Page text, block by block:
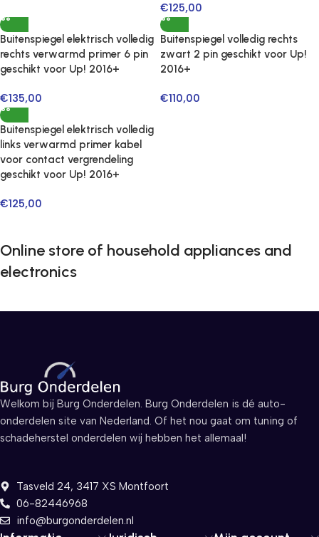
€125,00
Buitenspiegel elektrisch volledig
rechts verwarmd primer 6 pin
geschikt voor Up! 2016+
€135,00
Buitenspiegel volledig rechts
zwart 2 pin geschikt voor Up!
2016+
€110,00
Buitenspiegel elektrisch volledig
links verwarmd primer kabel
voor contact vergrendeling
geschikt voor Up! 2016+
€125,00
Online store of household appliances and
electronics
Welkom bij Burg Onderdelen. Burg Onderdelen is dé auto-
onderdelen site van Nederland. Of het nou gaat om tuning of
schadeherstel onderdelen wij hebben het allemaal!
Tasveld 24, 3417 XS Montfoort
06-82446968
info@burgonderdelen.nl